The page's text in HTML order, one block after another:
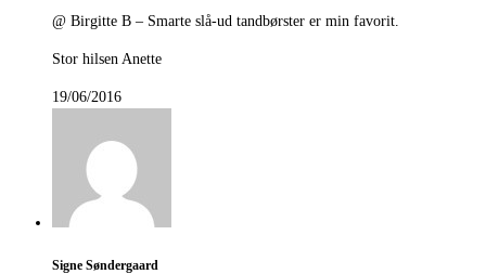
@ Birgitte B – Smarte slå-ud tandbørster er min favorit.
Stor hilsen Anette
19/06/2016
Signe Søndergaard